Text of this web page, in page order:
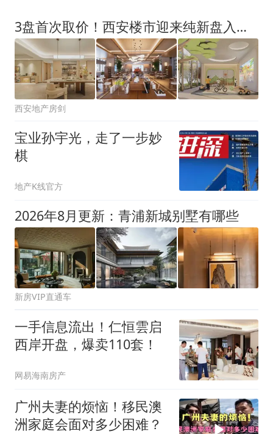
3盘首次取价！西安楼市迎来纯新盘入市潮！
西安地产房剑
宝业孙宇光，走了一步妙
棋
地产K线官方
2026年8月更新：青浦新城别墅有哪些
新房VIP直通车
一手信息流出！仁恒雲启
西岸开盘，爆卖110套！
网易海南房产
广州夫妻的烦恼！移民澳
洲家庭会面对多少困难？